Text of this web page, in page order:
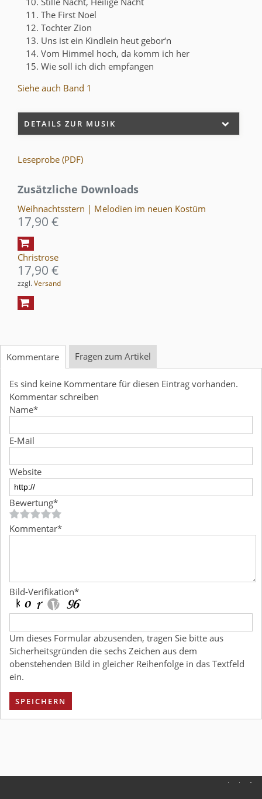
The First Noel
Tochter Zion
Uns ist ein Kindlein heut gebor‘n
Vom Himmel hoch, da komm ich her
Wie soll ich dich empfangen
Siehe auch Band 1
DETAILS ZUR MUSIK
Leseprobe (PDF)
Zusätzliche Downloads
Weihnachtsstern | Melodien im neuen Kostüm
17,90 €
Christrose
17,90 €
zzgl.Versand
Kommentare Fragen zum Artikel
Es sind keine Kommentare für diesen Eintrag vorhanden.
Kommentar schreiben
Name*
E-Mail
Website
Bewertung*
Kommentar*
Bild-Verifikation*
Um dieses Formular abzusenden, tragen Sie bitte aus
Sicherheitsgründen die sechs Zeichen aus dem
obenstehenden Bild in gleicher Reihenfolge in das Textfeld
ein.
SPEICHERN